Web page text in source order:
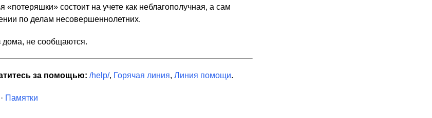
состоит на учете как неблагополучная, а сам
по делам несовершеннолетних.
дома, не сообщаются.
за помощью: /help/, Горячая линия,Линия помощи.
· Памятки